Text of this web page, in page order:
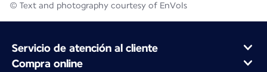
© Text and photography courtesy of EnVols
Servicio de atención al cliente
Compra online